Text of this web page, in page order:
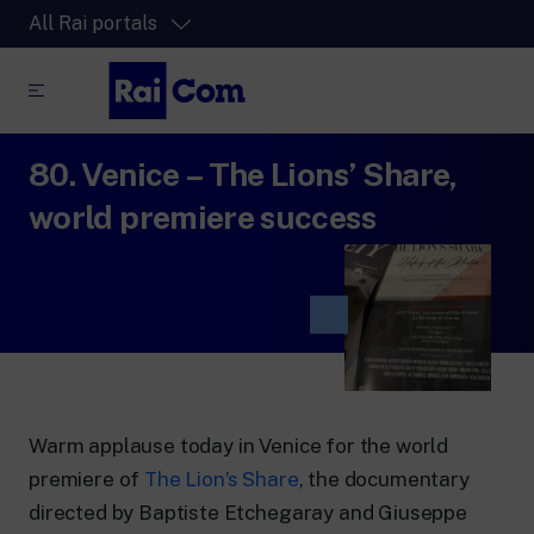
All Rai portals
The video streaming platform for all.
RaiPlay
The digital platform of the Rai Radio
A safe space full of cartoons for the kids.
RaiNews
80. Venice – The Lions’ Share,
world premiere success
Warm applause today in Venice for the world
premiere of The Lion’s Share, the documentary
directed by Baptiste Etchegaray and Giuseppe